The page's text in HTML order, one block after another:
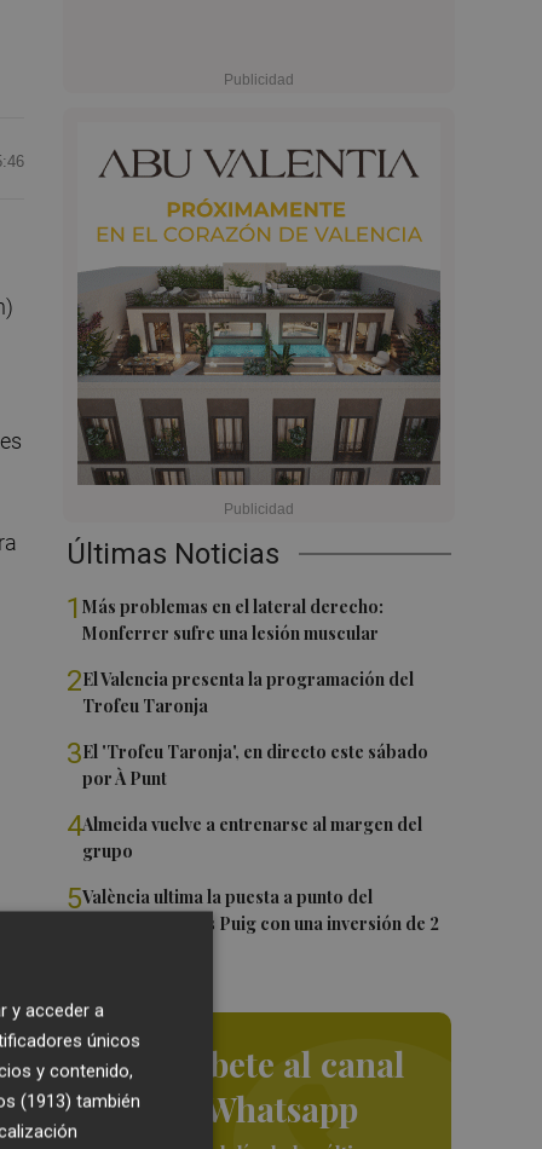
Últimas Noticias
1Más problemas en el lateral derecho:
Monferrer sufre una lesión muscular
2El Valencia presenta la programación del
Trofeu Taronja
3El 'Trofeu Taronja', en directo este sábado
por À Punt
4Almeida vuelve a entrenarse al margen del
grupo
5València ultima la puesta a punto del
Velódromo Lluís Puig con una inversión de 2
Suscríbete al canal
de Whatsapp
y acceder a
únicos
y contenido,
(1913) también